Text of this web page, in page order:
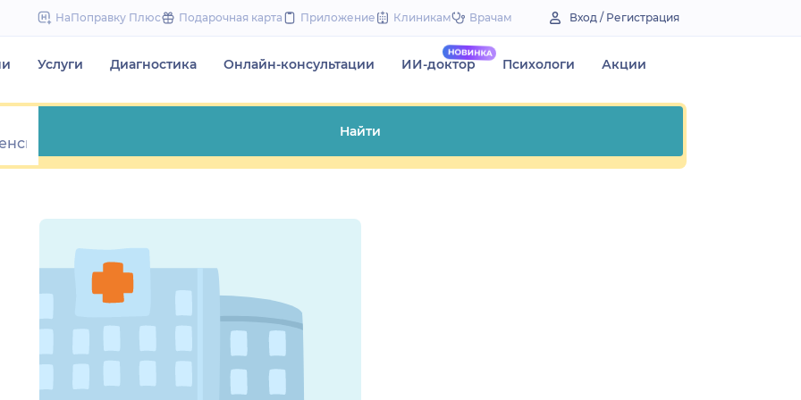
to
НаПоправку Плюс Подарочная карта Приложение Клиникам Врачам Вход / Регистрация
Услуги Диагностика Онлайн-консультации ИИ-доктор Психологи Акции
Найти